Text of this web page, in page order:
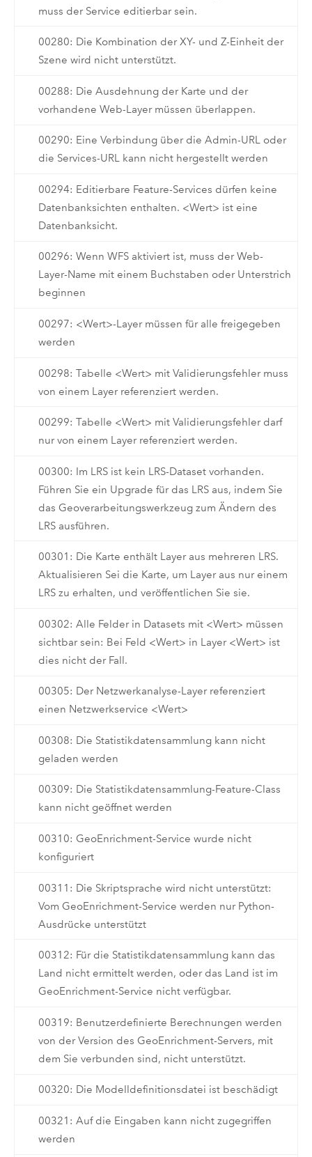
muss der Service editierbar sein.
00280: Die Kombination der XY- und Z-Einheit der
Szene wird nicht unterstützt.
00288: Die Ausdehnung der Karte und der
vorhandene Web-Layer müssen überlappen.
00290: Eine Verbindung über die Admin-URL oder
die Services-URL kann nicht hergestellt werden
00294: Editierbare Feature-Services dürfen keine
Datenbanksichten enthalten. <Wert> ist eine
Datenbanksicht.
00296: Wenn WFS aktiviert ist, muss der Web-
Layer-Name mit einem Buchstaben oder Unterstrich
beginnen
00297: <Wert>-Layer müssen für alle freigegeben
werden
00298: Tabelle <Wert> mit Validierungsfehler muss
von einem Layer referenziert werden.
00299: Tabelle <Wert> mit Validierungsfehler darf
nur von einem Layer referenziert werden.
00300: Im LRS ist kein LRS-Dataset vorhanden.
Führen Sie ein Upgrade für das LRS aus, indem Sie
das Geoverarbeitungswerkzeug zum Ändern des
LRS ausführen.
00301: Die Karte enthält Layer aus mehreren LRS.
Aktualisieren Sei die Karte, um Layer aus nur einem
LRS zu erhalten, und veröffentlichen Sie sie.
00302: Alle Felder in Datasets mit <Wert> müssen
sichtbar sein: Bei Feld <Wert> in Layer <Wert> ist
dies nicht der Fall.
00305: Der Netzwerkanalyse-Layer referenziert
einen Netzwerkservice <Wert>
00308: Die Statistikdatensammlung kann nicht
geladen werden
00309: Die Statistikdatensammlung-Feature-Class
kann nicht geöffnet werden
00310: GeoEnrichment-Service wurde nicht
konfiguriert
00311: Die Skriptsprache wird nicht unterstützt:
Vom GeoEnrichment-Service werden nur Python-
Ausdrücke unterstützt
00312: Für die Statistikdatensammlung kann das
Land nicht ermittelt werden, oder das Land ist im
GeoEnrichment-Service nicht verfügbar.
00319: Benutzerdefinierte Berechnungen werden
von der Version des GeoEnrichment-Servers, mit
dem Sie verbunden sind, nicht unterstützt.
00320: Die Modelldefinitionsdatei ist beschädigt
00321: Auf die Eingaben kann nicht zugegriffen
werden